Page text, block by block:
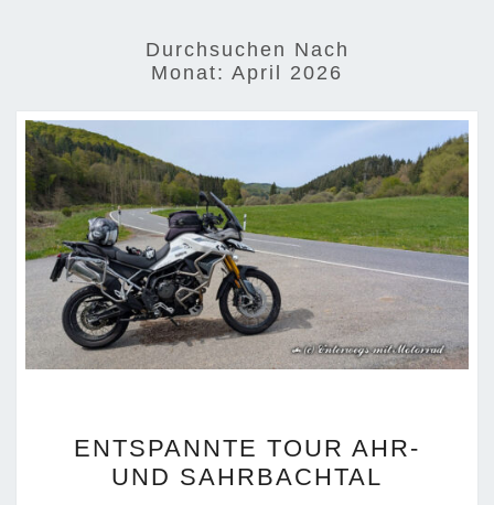
Durchsuchen Nach
Monat: April 2026
TOUR
AHR-
ENTSPANNTE TOUR AHR-
UND SAHRBACHTAL